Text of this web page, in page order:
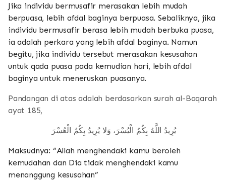
Jika individu bermusafir merasakan lebih mudah
berpuasa, lebih afdal baginya berpuasa. Sebaliknya, jika
individu bermusafir berasa lebih mudah berbuka puasa,
ia adalah perkara yang lebih afdal baginya. Namun
begitu, jika individu tersebut merasakan kesusahan
untuk qada puasa pada kemudian hari, lebih afdal
baginya untuk meneruskan puasanya.
Pandangan di atas adalah berdasarkan surah al-Baqarah
ayat 185,
يُرِيدُ اللَّهُ بِكُمُ الْيُسْرَ، وَلا يُرِيدُ بِكُمُ الْعُسْرَ
Maksudnya: “Allah menghendaki kamu beroleh
kemudahan dan Dia tidak menghendaki kamu
menanggung kesusahan”